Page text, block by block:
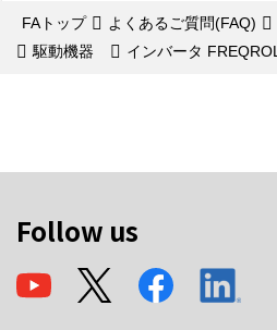
FAトップ よくあるご質問(FAQ)
駆動機器
インバータ FREQROL
Follow us